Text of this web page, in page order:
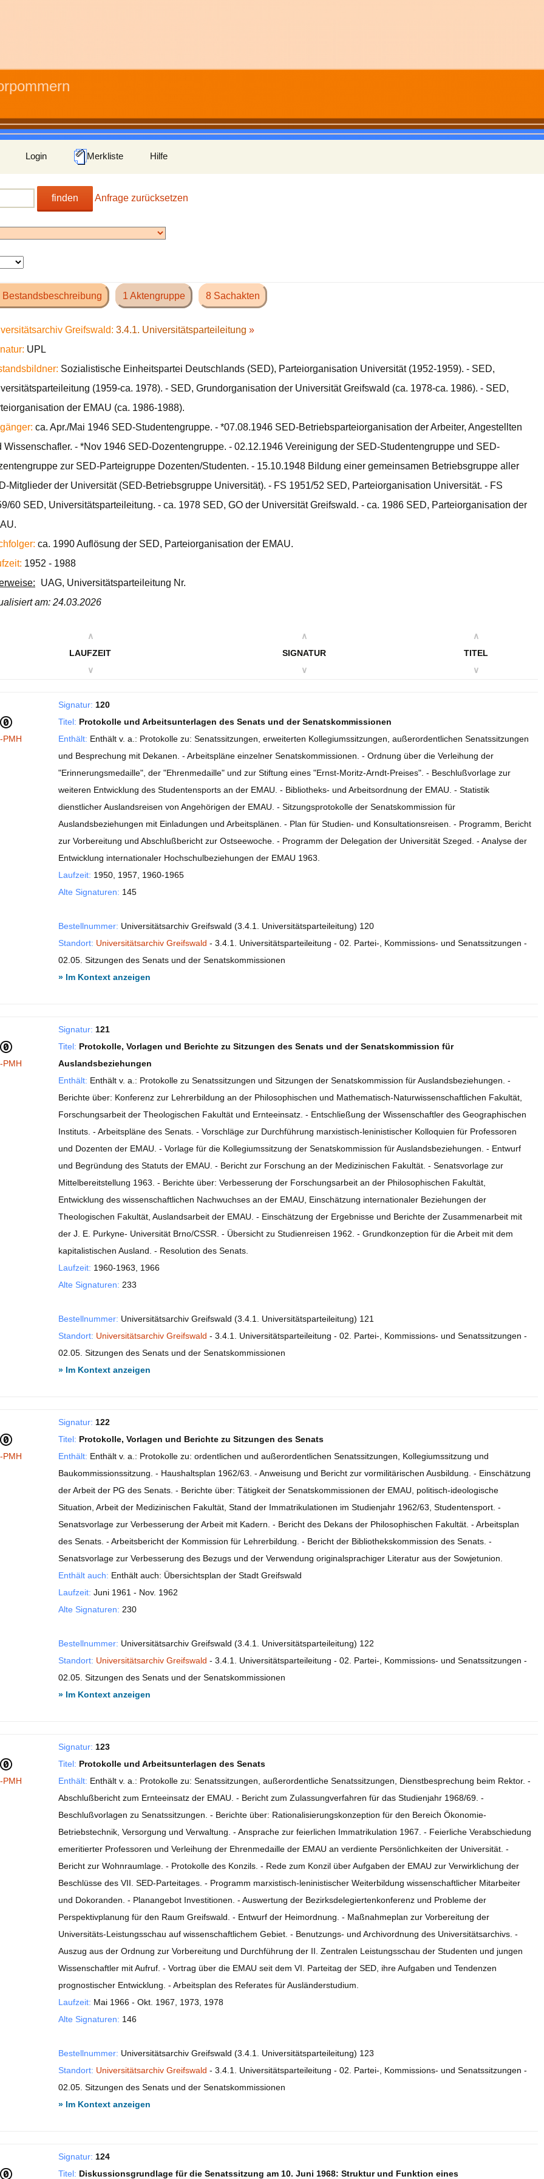
Login Merkliste Hilfe
finden Anfrage zurücksetzen
Bestandsbeschreibung 1 Aktengruppe 8 Sachakten
Greifswald: 3.4.1. Universitätsparteileitung »
UPL
Sozialistische Einheitspartei Deutschlands (SED), Parteiorganisation Universität (1952-1959). - SED,
(1959-ca. 1978). - SED, Grundorganisation der Universität Greifswald (ca. 1978-ca. 1986). - SED,
der EMAU (ca. 1986-1988).
ca. Apr./Mai 1946 SED-Studentengruppe. - *07.08.1946 SED-Betriebsparteiorganisation der Arbeiter, Angestellten
Wissenschafler. - *Nov 1946 SED-Dozentengruppe. - 02.12.1946 Vereinigung der SED-Studentengruppe und SED-
zur SED-Parteigruppe Dozenten/Studenten. - 15.10.1948 Bildung einer gemeinsamen Betriebsgruppe aller
Mitglieder der Universität (SED-Betriebsgruppe Universität). - FS 1951/52 SED, Parteiorganisation Universität. - FS
60 SED, Universitätsparteileitung. - ca. 1978 SED, GO der Universität Greifswald. - ca. 1986 SED, Parteiorganisation der
ca. 1990 Auflösung der SED, Parteiorganisation der EMAU.
1952 - 1988
UAG, Universitätsparteileitung Nr.
am: 24.03.2026
∧
LAUFZEIT
∨
∧
SIGNATUR
∨
∧
TITEL
∨
PMH
Signatur: 120
Titel: Protokolle und Arbeitsunterlagen des Senats und der Senatskommissionen
Enthält: Enthält v. a.: Protokolle zu: Senatssitzungen, erweiterten Kollegiumssitzungen, außerordentlichen Senatssitzungen
und Besprechung mit Dekanen. - Arbeitspläne einzelner Senatskommissionen. - Ordnung über die Verleihung der
"Erinnerungsmedaille", der "Ehrenmedaille" und zur Stiftung eines "Ernst-Moritz-Arndt-Preises". - Beschlußvorlage zur
weiteren Entwicklung des Studentensports an der EMAU. - Bibliotheks- und Arbeitsordnung der EMAU. - Statistik
dienstlicher Auslandsreisen von Angehörigen der EMAU. - Sitzungsprotokolle der Senatskommission für
Auslandsbeziehungen mit Einladungen und Arbeitsplänen. - Plan für Studien- und Konsultationsreisen. - Programm, Bericht
zur Vorbereitung und Abschlußbericht zur Ostseewoche. - Programm der Delegation der Universität Szeged. - Analyse der
Entwicklung internationaler Hochschulbeziehungen der EMAU 1963.
Laufzeit: 1950, 1957, 1960-1965
Alte Signaturen: 145
Bestellnummer: Universitätsarchiv Greifswald (3.4.1. Universitätsparteileitung) 120
Standort: Universitätsarchiv Greifswald - 3.4.1. Universitätsparteileitung - 02. Partei-, Kommissions- und Senatssitzungen -
02.05. Sitzungen des Senats und der Senatskommissionen
» Im Kontext anzeigen
PMH
Signatur: 121
Titel: Protokolle, Vorlagen und Berichte zu Sitzungen des Senats und der Senatskommission für
Auslandsbeziehungen
Enthält: Enthält v. a.: Protokolle zu Senatssitzungen und Sitzungen der Senatskommission für Auslandsbeziehungen. -
Berichte über: Konferenz zur Lehrerbildung an der Philosophischen und Mathematisch-Naturwissenschaftlichen Fakultät,
Forschungsarbeit der Theologischen Fakultät und Ernteeinsatz. - Entschließung der Wissenschaftler des Geographischen
Instituts. - Arbeitspläne des Senats. - Vorschläge zur Durchführung marxistisch-leninistischer Kolloquien für Professoren
und Dozenten der EMAU. - Vorlage für die Kollegiumssitzung der Senatskommission für Auslandsbeziehungen. - Entwurf
und Begründung des Statuts der EMAU. - Bericht zur Forschung an der Medizinischen Fakultät. - Senatsvorlage zur
Mittelbereitstellung 1963. - Berichte über: Verbesserung der Forschungsarbeit an der Philosophischen Fakultät,
Entwicklung des wissenschaftlichen Nachwuchses an der EMAU, Einschätzung internationaler Beziehungen der
Theologischen Fakultät, Auslandsarbeit der EMAU. - Einschätzung der Ergebnisse und Berichte der Zusammenarbeit mit
der J. E. Purkyne- Universität Brno/CSSR. - Übersicht zu Studienreisen 1962. - Grundkonzeption für die Arbeit mit dem
kapitalistischen Ausland. - Resolution des Senats.
Laufzeit: 1960-1963, 1966
Alte Signaturen: 233
Bestellnummer: Universitätsarchiv Greifswald (3.4.1. Universitätsparteileitung) 121
Standort: Universitätsarchiv Greifswald - 3.4.1. Universitätsparteileitung - 02. Partei-, Kommissions- und Senatssitzungen -
02.05. Sitzungen des Senats und der Senatskommissionen
» Im Kontext anzeigen
PMH
Signatur: 122
Titel: Protokolle, Vorlagen und Berichte zu Sitzungen des Senats
Enthält: Enthält v. a.: Protokolle zu: ordentlichen und außerordentlichen Senatssitzungen, Kollegiumssitzung und
Baukommissionssitzung. - Haushaltsplan 1962/63. - Anweisung und Bericht zur vormilitärischen Ausbildung. - Einschätzung
der Arbeit der PG des Senats. - Berichte über: Tätigkeit der Senatskommissionen der EMAU, politisch-ideologische
Situation, Arbeit der Medizinischen Fakultät, Stand der Immatrikulationen im Studienjahr 1962/63, Studentensport. -
Senatsvorlage zur Verbesserung der Arbeit mit Kadern. - Bericht des Dekans der Philosophischen Fakultät. - Arbeitsplan
des Senats. - Arbeitsbericht der Kommission für Lehrerbildung. - Bericht der Bibliothekskommission des Senats. -
Senatsvorlage zur Verbesserung des Bezugs und der Verwendung originalsprachiger Literatur aus der Sowjetunion.
Enthält auch: Enthält auch: Übersichtsplan der Stadt Greifswald
Laufzeit: Juni 1961 - Nov. 1962
Alte Signaturen: 230
Bestellnummer: Universitätsarchiv Greifswald (3.4.1. Universitätsparteileitung) 122
Standort: Universitätsarchiv Greifswald - 3.4.1. Universitätsparteileitung - 02. Partei-, Kommissions- und Senatssitzungen -
02.05. Sitzungen des Senats und der Senatskommissionen
» Im Kontext anzeigen
PMH
Signatur: 123
Titel: Protokolle und Arbeitsunterlagen des Senats
Enthält: Enthält v. a.: Protokolle zu: Senatssitzungen, außerordentliche Senatssitzungen, Dienstbesprechung beim Rektor. -
Abschlußbericht zum Ernteeinsatz der EMAU. - Bericht zum Zulassungverfahren für das Studienjahr 1968/69. -
Beschlußvorlagen zu Senatssitzungen. - Berichte über: Rationalisierungskonzeption für den Bereich Ökonomie-
Betriebstechnik, Versorgung und Verwaltung. - Ansprache zur feierlichen Immatrikulation 1967. - Feierliche Verabschiedung
emeritierter Professoren und Verleihung der Ehrenmedaille der EMAU an verdiente Persönlichkeiten der Universität. -
Bericht zur Wohnraumlage. - Protokolle des Konzils. - Rede zum Konzil über Aufgaben der EMAU zur Verwirklichung der
Beschlüsse des VII. SED-Parteitages. - Programm marxistisch-leninistischer Weiterbildung wissenschaftlicher Mitarbeiter
und Dokoranden. - Planangebot Investitionen. - Auswertung der Bezirksdelegiertenkonferenz und Probleme der
Perspektivplanung für den Raum Greifswald. - Entwurf der Heimordnung. - Maßnahmeplan zur Vorbereitung der
Universitäts-Leistungsschau auf wissenschaftlichem Gebiet. - Benutzungs- und Archivordnung des Universitätsarchivs. -
Auszug aus der Ordnung zur Vorbereitung und Durchführung der II. Zentralen Leistungsschau der Studenten und jungen
Wissenschaftler mit Aufruf. - Vortrag über die EMAU seit dem VI. Parteitag der SED, ihre Aufgaben und Tendenzen
prognostischer Entwicklung. - Arbeitsplan des Referates für Ausländerstudium.
Laufzeit: Mai 1966 - Okt. 1967, 1973, 1978
Alte Signaturen: 146
Bestellnummer: Universitätsarchiv Greifswald (3.4.1. Universitätsparteileitung) 123
Standort: Universitätsarchiv Greifswald - 3.4.1. Universitätsparteileitung - 02. Partei-, Kommissions- und Senatssitzungen -
02.05. Sitzungen des Senats und der Senatskommissionen
» Im Kontext anzeigen
Signatur: 124
Titel: Diskussionsgrundlage für die Senatssitzung am 10. Juni 1968: Struktur und Funktion eines